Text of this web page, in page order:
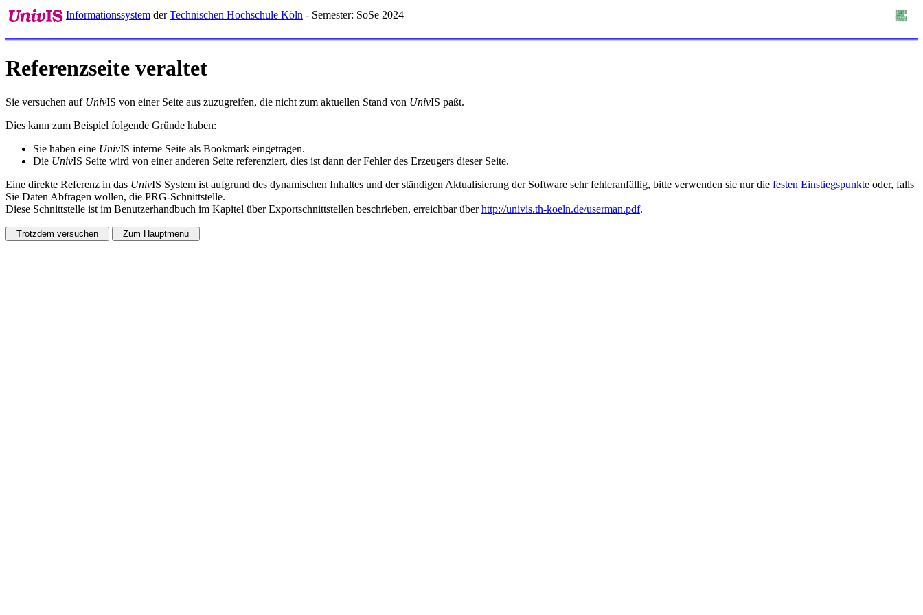
Informationssystem derTechnischen Hochschule Köln - Semester: SoSe 2024
Referenzseite veraltet
Sie versuchen auf UnivIS von einer Seite aus zuzugreifen, die nicht zum aktuellen Stand von UnivIS paßt.
Dies kann zum Beispiel folgende Gründe haben:
Sie haben eine UnivIS interne Seite als Bookmark eingetragen.
Die UnivIS Seite wird von einer anderen Seite referenziert, dies ist dann der Fehler des Erzeugers dieser Seite.
Eine direkte Referenz in das UnivIS System ist aufgrund des dynamischen Inhaltes und der ständigen Aktualisierung der Software sehr fehleranfällig, bitte verwenden sie nur die festen Einstiegspunkte oder, falls
Sie Daten Abfragen wollen, die PRG-Schnittstelle.
Diese Schnittstelle ist im Benutzerhandbuch im Kapitel über Exportschnittstellen beschrieben, erreichbar überhttp://univis.th-koeln.de/userman.pdf.